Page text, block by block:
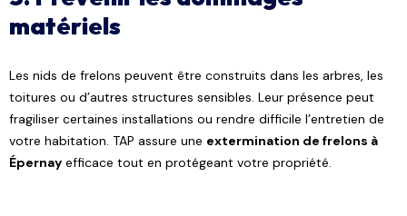
matériels
Les nids de frelons peuvent être construits dans les arbres, les
toitures ou d’autres structures sensibles. Leur présence peut
fragiliser certaines installations ou rendre difficile l’entretien de
votre habitation. TAP assure une extermination de frelons à
Épernay efficace tout en protégeant votre propriété.